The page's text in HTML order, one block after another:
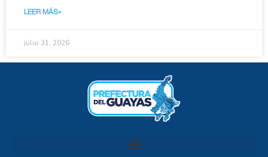
LEER MÁS»
julio 31, 2026